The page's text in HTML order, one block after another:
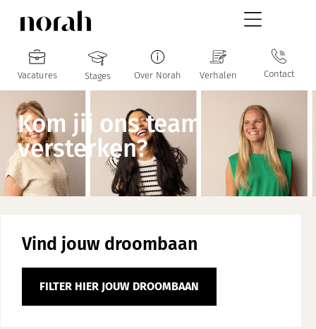
Vacatures Stages Over Norah Verhalen Contact
Kom jij ons team
versterken?
Vind jouw droombaan
FILTER HIER JOUW DROOMBAAN